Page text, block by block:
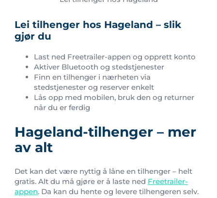
Lei tilhenger hos Hageland – slik
gjør du
Last ned Freetrailer-appen og opprett konto
Aktiver Bluetooth og stedstjenester
Finn en tilhenger i nærheten via
stedstjenester og reserver enkelt
Lås opp med mobilen, bruk den og returner
når du er ferdig
Hageland-tilhenger – mer
av alt
Det kan det være nyttig å låne en tilhenger – helt
gratis. Alt du må gjøre er å laste ned Freetrailer-
appen. Da kan du hente og levere tilhengeren selv.